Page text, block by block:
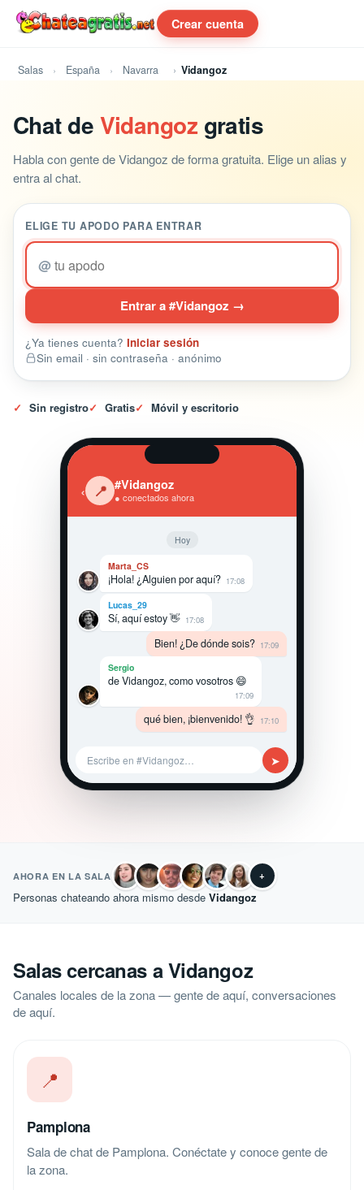
Crear cuenta
Salas España Navarra Vidangoz
Chat deVidangoz gratis
Habla con gente de Vidangoz de forma gratuita. Elige un alias y
entra al chat.
ELIGE TU APODO PARA ENTRAR
@
Entrar a #Vidangoz →
¿Ya tienes cuenta? Iniciar sesión
Sin email · sin contraseña · anónimo
✓ Sin registro✓ Gratis✓ Móvil y escritorio
‹ 📍 #Vidangoz
● conectados ahora
Hoy
Marta_CS
¡Hola! ¿Alguien por aquí? 17:08
Lucas_29
Sí, aquí estoy 👋 17:08
Bien! ¿De dónde sois? 17:09
Sergio
de Vidangoz, como vosotros 😄
17:09
qué bien, ¡bienvenido! 👌 17:10
Escribe en #Vidangoz… ➤
AHORA EN LA SALA +
Personas chateando ahora mismo desde Vidangoz
Salas cercanas a Vidangoz
Canales locales de la zona — gente de aquí, conversaciones
de aquí.
📍
Pamplona
Sala de chat de Pamplona. Conéctate y conoce gente de
la zona.